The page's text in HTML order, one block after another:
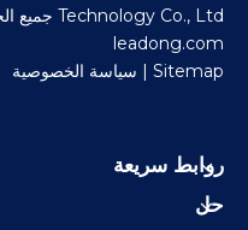
Technology Co., Ltd جميع الحقوق محفوظة.التكنولوجيا بواسطة
leadong.com
Sitemap
| سياسة الخصوصية
روابط سريعة
حل